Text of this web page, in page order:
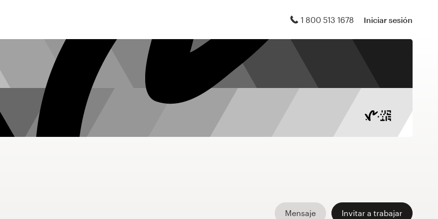
1 800 513 1678 Iniciar sesión
Mensaje Invitar a trabajar